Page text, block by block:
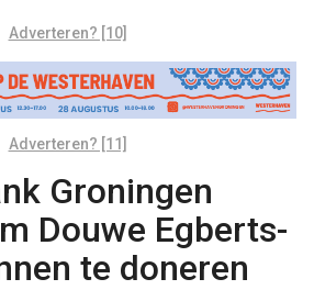
Adverteren? [10]
Adverteren? [11]
Groningen
Douwe Egberts-
te doneren